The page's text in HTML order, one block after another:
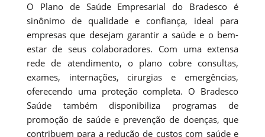
O Plano de Saúde Empresarial do Bradesco é
sinônimo de qualidade e confiança, ideal para
empresas que desejam garantir a saúde e o bem-
estar de seus colaboradores. Com uma extensa
rede de atendimento, o plano cobre consultas,
exames, internações, cirurgias e emergências,
oferecendo uma proteção completa. O Bradesco
Saúde também disponibiliza programas de
promoção de saúde e prevenção de doenças, que
contribuem para a redução de custos com saúde e